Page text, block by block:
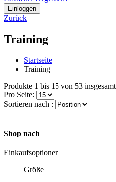
Einloggen
Zurück
Training
Startseite
Training
Produkte 1 bis 15 von 53 insgesamt
Pro Seite:
Sortieren nach :
Shop nach
Einkaufsoptionen
Größe